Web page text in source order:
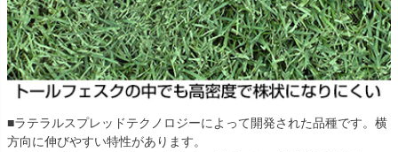
■ラテラルスプレッドテクノロジーによって開発された品種です。横
方向に伸びやすい特性があります。